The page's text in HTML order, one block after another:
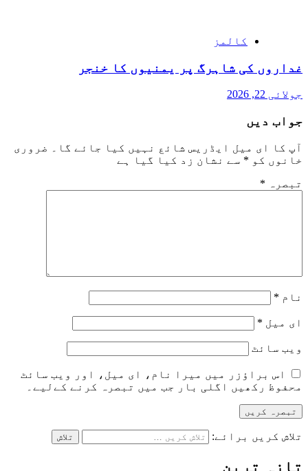
کالمز
غداروں کی شاہرگ پر یمنیوں کا خنجر
جولائی 22, 2026
جواب دیں
آپ کا ای میل ایڈریس شائع نہیں کیا جائے گا۔
ضروری
خانوں کو * سے نشان زد کیا گیا ہے
تبصرہ *
نام *
ای میل *
ویب‌ سائٹ
اس براؤزر میں میرا نام، ای میل، اور ویب سائٹ
محفوظ رکھیں اگلی بار جب میں تبصرہ کرنے کےلیے۔
تلاش کریں برائے:
تازہ ترین